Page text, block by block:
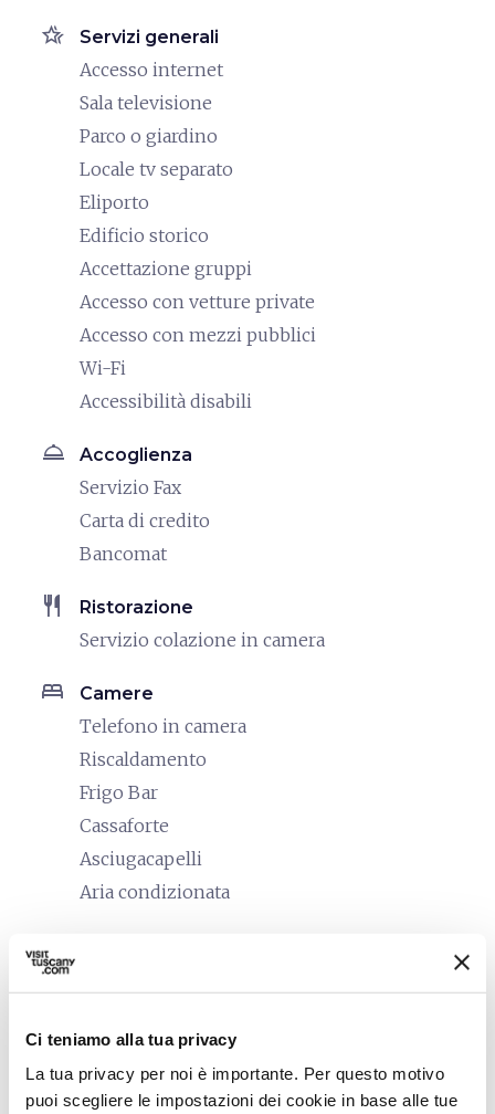
Ci teniamo alla tua privacy
La tua privacy per noi è importante. Per questo motivo
puoi scegliere le impostazioni dei cookie in base alle tue
hotel_class Servizi generali
Accesso internet
Sala televisione
Parco o giardino
Locale tv separato
Eliporto
Edificio storico
Accettazione gruppi
Accesso con vetture private
Accesso con mezzi pubblici
Wi-Fi
Accessibilità disabili
room_service Accoglienza
Servizio Fax
Carta di credito
Bancomat
restaurant Ristorazione
Servizio colazione in camera
bed Camere
Telefono in camera
Riscaldamento
Frigo Bar
Cassaforte
Asciugacapelli
Aria condizionata
local_parking
sports_basketball Sport
Mountain Bike
Maneggio